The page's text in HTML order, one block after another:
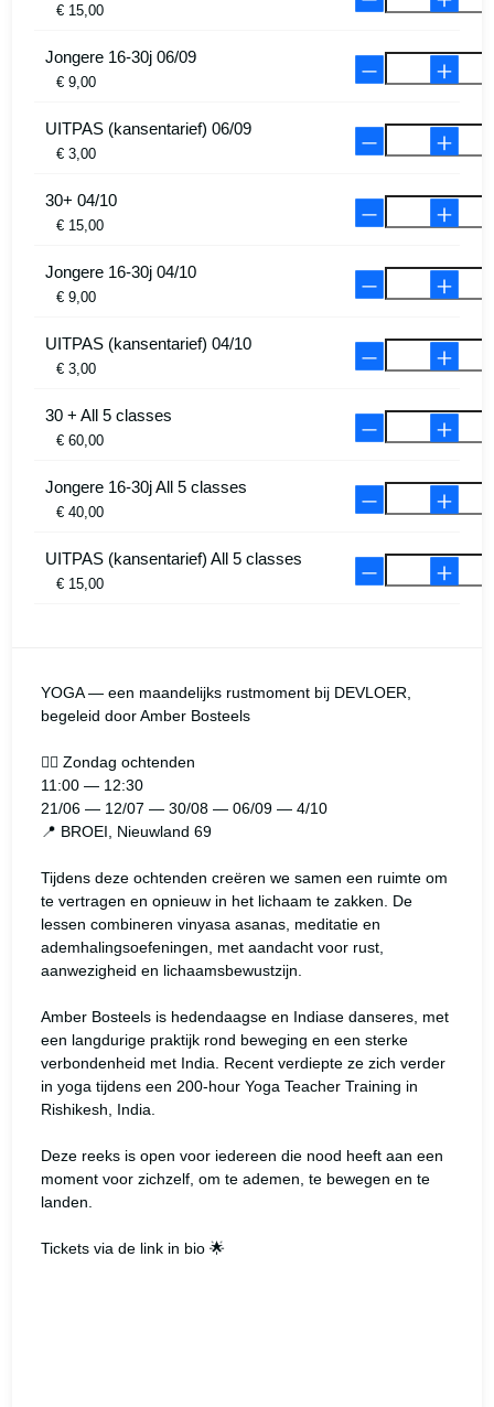
€ 15,00
Jongere 16-30j 06/09
€ 9,00
UITPAS (kansentarief) 06/09
€ 3,00
30+ 04/10
€ 15,00
Jongere 16-30j 04/10
€ 9,00
UITPAS (kansentarief) 04/10
€ 3,00
30 + All 5 classes
€ 60,00
Jongere 16-30j All 5 classes
€ 40,00
UITPAS (kansentarief) All 5 classes
€ 15,00
YOGA — een maandelijks rustmoment bij DEVLOER,
begeleid door Amber Bosteels
🧘‍♀️ Zondag ochtenden
11:00 — 12:30
21/06 — 12/07 — 30/08 — 06/09 — 4/10
📍 BROEI, Nieuwland 69
Tijdens deze ochtenden creëren we samen een ruimte om
te vertragen en opnieuw in het lichaam te zakken. De
lessen combineren vinyasa asanas, meditatie en
ademhalingsoefeningen, met aandacht voor rust,
aanwezigheid en lichaamsbewustzijn.
Amber Bosteels is hedendaagse en Indiase danseres, met
een langdurige praktijk rond beweging en een sterke
verbondenheid met India. Recent verdiepte ze zich verder
in yoga tijdens een 200-hour Yoga Teacher Training in
Rishikesh, India.
Deze reeks is open voor iedereen die nood heeft aan een
moment voor zichzelf, om te ademen, te bewegen en te
landen.
Tickets via de link in bio 🌟